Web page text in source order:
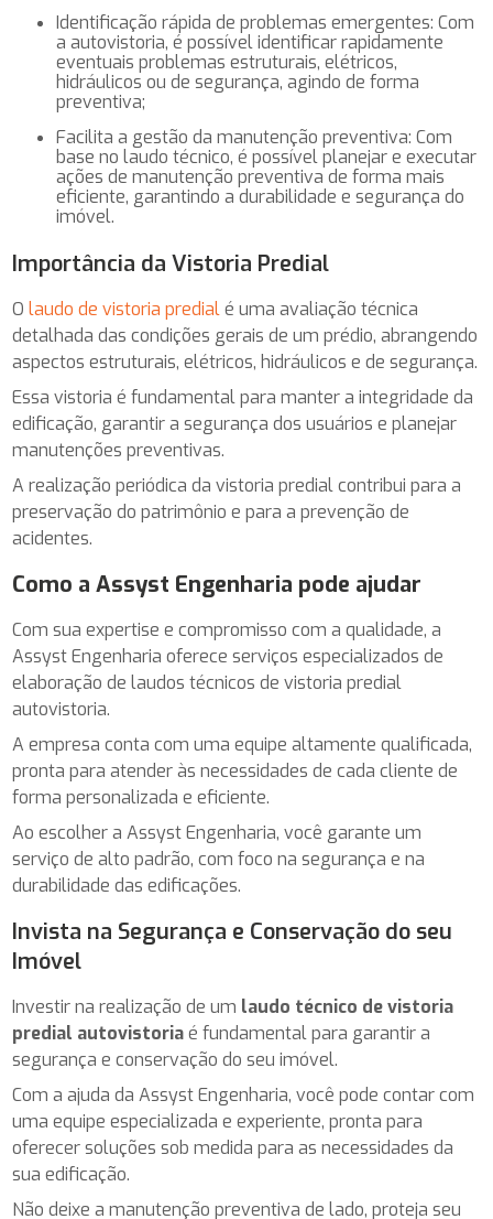
Identificação rápida de problemas emergentes: Com
a autovistoria, é possível identificar rapidamente
eventuais problemas estruturais, elétricos,
hidráulicos ou de segurança, agindo de forma
preventiva;
Facilita a gestão da manutenção preventiva: Com
base no laudo técnico, é possível planejar e executar
ações de manutenção preventiva de forma mais
eficiente, garantindo a durabilidade e segurança do
imóvel.
Importância da Vistoria Predial
Olaudo de vistoria predialé uma avaliação técnica
detalhada das condições gerais de um prédio, abrangendo
aspectos estruturais, elétricos, hidráulicos e de segurança.
Essa vistoria é fundamental para manter a integridade da
edificação, garantir a segurança dos usuários e planejar
manutenções preventivas.
A realização periódica da vistoria predial contribui para a
preservação do patrimônio e para a prevenção de
acidentes.
Como a Assyst Engenharia pode ajudar
Com sua expertise e compromisso com a qualidade, a
Assyst Engenharia oferece serviços especializados de
elaboração de laudos técnicos de vistoria predial
autovistoria.
A empresa conta com uma equipe altamente qualificada,
pronta para atender às necessidades de cada cliente de
forma personalizada e eficiente.
Ao escolher a Assyst Engenharia, você garante um
serviço de alto padrão, com foco na segurança e na
durabilidade das edificações.
Invista na Segurança e Conservação do seu
Imóvel
Investir na realização de um laudo técnico de vistoria
predial autovistoriaé fundamental para garantir a
segurança e conservação do seu imóvel.
Com a ajuda da Assyst Engenharia, você pode contar com
uma equipe especializada e experiente, pronta para
oferecer soluções sob medida para as necessidades da
sua edificação.
Não deixe a manutenção preventiva de lado, proteja seu